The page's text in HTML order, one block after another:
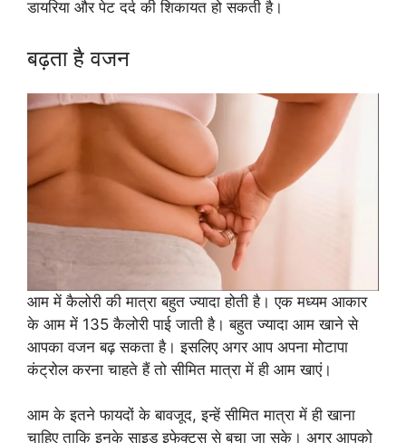
डायरिया और पेट दर्द की शिकायत हो सकती है।
बढ़ता है वजन
आम में कैलोरी की मात्रा बहुत ज्यादा होती है। एक मध्यम आकार
के आम में 135 कैलोरी पाई जाती है। बहुत ज्यादा आम खाने से
आपका वजन बढ़ सकता है। इसलिए अगर आप अपना मोटापा
कंट्रोल करना चाहते हैं तो सीमित मात्रा में ही आम खाएं।
आम के इतने फायदों के बावजूद, इन्हें सीमित मात्रा में ही खाना
चाहिए ताकि इनके साइड इफेक्ट्स से बचा जा सके। अगर आपको